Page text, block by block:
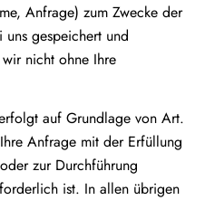
Anfrage) zum Zwecke der
gespeichert und
nicht ohne Ihre
auf Grundlage von Art.
Anfrage mit der Erfüllung
zur Durchführung
ist. In allen übrigen